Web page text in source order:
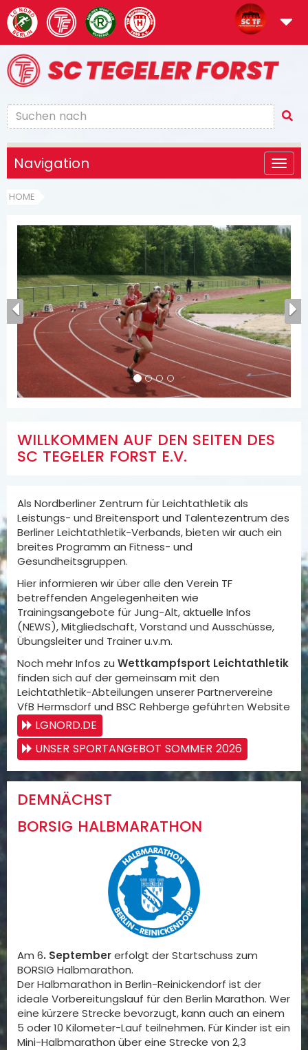
Navigation
HOME
Previous
WILLKOMMEN AUF DEN SEITEN DES
SC TEGELER FORST E.V.
Als Nordberliner Zentrum für Leichtathletik als
Leistungs- und Breitensport und Talentezentrum des
Berliner Leichtathletik-Verbands, bieten wir auch ein
breites Programm an Fitness- und
Gesundheitsgruppen.
Hier informieren wir über alle den Verein TF
betreffenden Angelegenheiten wie
Trainingsangebote für Jung-Alt, aktuelle Infos
(NEWS), Mitgliedschaft, Vorstand und Ausschüsse,
Übungsleiter und Trainer u.v.m.
Noch mehr Infos zu Wettkampfsport Leichtathletik
finden sich auf der gemeinsam mit den
Leichtathletik-Abteilungen unserer Partnervereine
VfB Hermsdorf und BSC Rehberge geführten Website
LGNORD.DE
UNSER SPORTANGEBOT SOMMER 2026
DEMNÄCHST
BORSIG HALBMARATHON
Am 6. Septembererfolgt der Startschuss zum
BORSIG Halbmarathon.
Der Halbmarathon in Berlin-Reinickendorf ist der
ideale Vorbereitungslauf für den Berlin Marathon. Wer
eine kürzere Strecke bevorzugt, kann auch an einem
5 oder 10 Kilometer-Lauf teilnehmen. Für Kinder ist ein
Mini-Halbmarathon über eine Strecke von 2,3